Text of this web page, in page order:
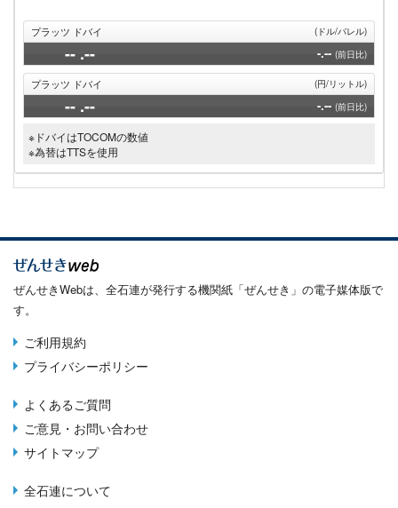
プラッツ ドバイ (ドル/バレル)
-- .-- -.-- (前日比)
プラッツ ドバイ (円/リットル)
-- .-- -.-- (前日比)
※ドバイはTOCOMの数値
※為替はTTSを使用
ぜんせきWebは、全石連が発行する機関紙「ぜんせき」の電子媒体版で
す。
Terms
menu
ご利用規約
プライバシーポリシー
Footer
menu
よくあるご質問
ご意見・お問い合わせ
サイトマップ
全石連について